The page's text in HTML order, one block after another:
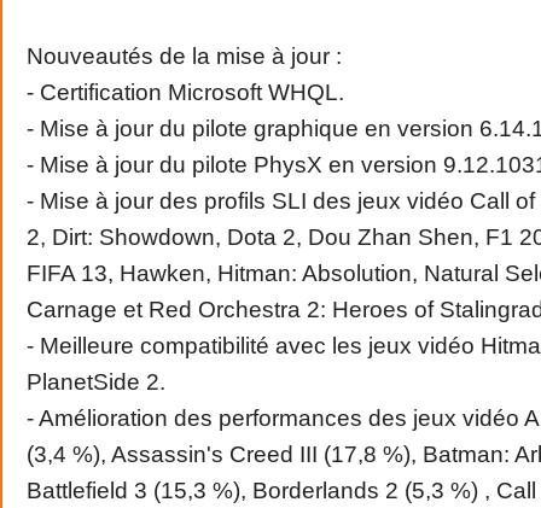
Nouveautés de la mise à jour :
- Certification Microsoft WHQL.
- Mise à jour du pilote graphique en version
- Mise à jour du pilote PhysX en version
- Mise à jour des profils SLI des jeux vidéo Call
2, Dirt: Showdown, Dota 2, Dou Zhan Shen, F1
FIFA 13, Hawken, Hitman: Absolution, Natural
Carnage et Red Orchestra 2: Heroes of
- Meilleure compatibilité avec les jeux vidéo
PlanetSide 2.
- Amélioration des performances des jeux vidéo
(3,4 %), Assassin's Creed III (17,8 %), Batman:
Battlefield 3 (15,3 %), Borderlands 2 (5,3 %) ,